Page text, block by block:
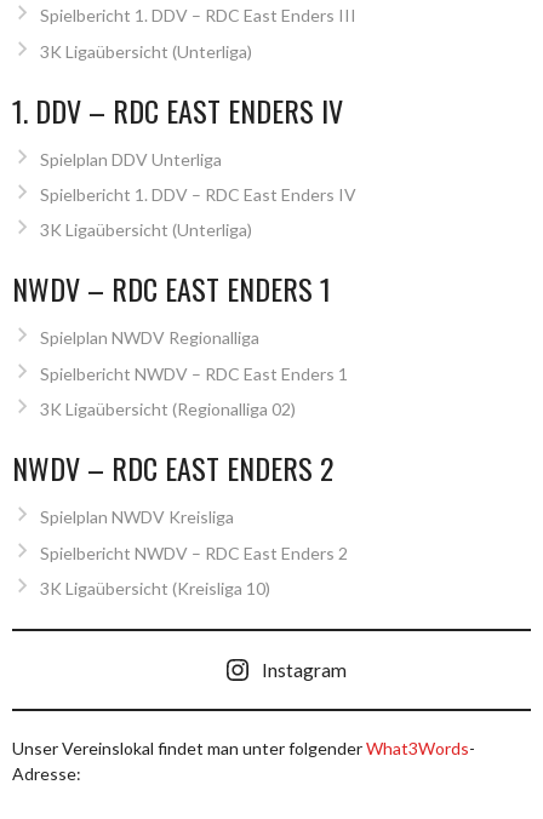
Spielbericht 1. DDV – RDC East Enders III
3K Ligaübersicht (Unterliga)
1. DDV – RDC EAST ENDERS IV
Spielplan DDV Unterliga
Spielbericht 1. DDV – RDC East Enders IV
3K Ligaübersicht (Unterliga)
NWDV – RDC EAST ENDERS 1
Spielplan NWDV Regionalliga
Spielbericht NWDV – RDC East Enders 1
3K Ligaübersicht (Regionalliga 02)
NWDV – RDC EAST ENDERS 2
Spielplan NWDV Kreisliga
Spielbericht NWDV – RDC East Enders 2
3K Ligaübersicht (Kreisliga 10)
Instagram
Unser Vereinslokal findet man unter folgenderWhat3Words-
Adresse: